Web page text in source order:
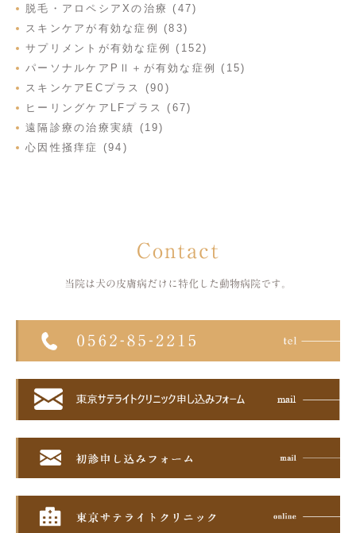
脱毛・アロペシアXの治療 (47)
スキンケアが有効な症例 (83)
サプリメントが有効な症例 (152)
パーソナルケアPⅡ＋が有効な症例 (15)
スキンケアECプラス (90)
ヒーリングケアLFプラス (67)
遠隔診療の治療実績 (19)
心因性掻痒症 (94)
Contact
当院は犬の皮膚病だけに特化した 動物病院です。